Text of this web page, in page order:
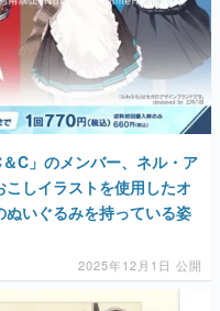
C」のメンバー、ネル・ア
しイラストを使用したオ
いぐるみを持っている姿
2025年12月1日 公開